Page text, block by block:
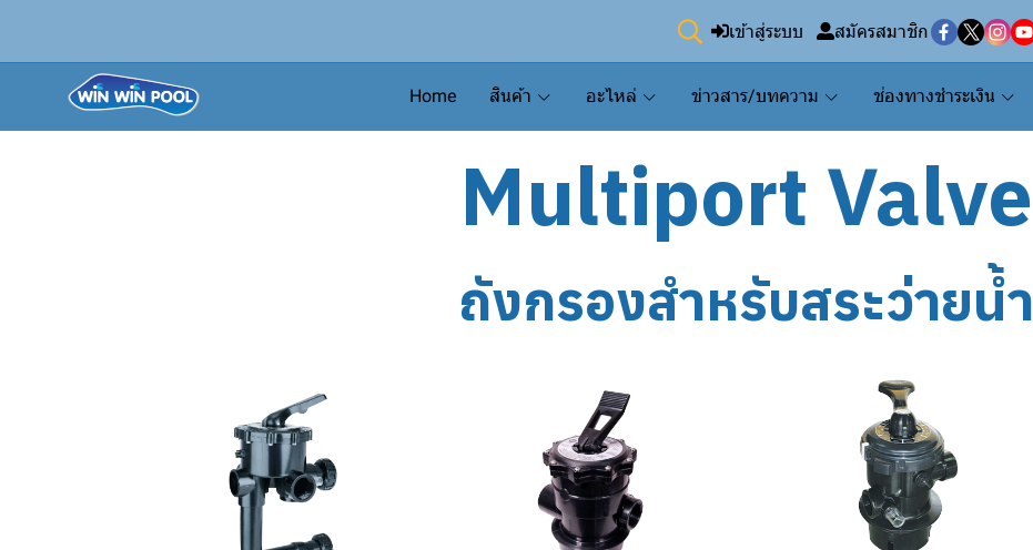
เข้าสู่ระบบ สมัครสมาชิก
Home สินค้า อะไหล่ ข่าวสาร/บทความ ช่องทางชำระเงิน
Multiport Valve
ถังกรองสำหรับสระว่ายน้ำ